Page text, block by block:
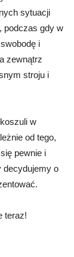
sytuacji
podczas gdy w
i
zewnątrz
stroju i
w
od tego,
pewnie i
decydujemy o
teraz!